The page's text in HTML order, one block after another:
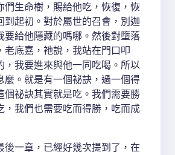
們生命樹，賜給他吃，恢復，恢
到起初。對於屬世的召會，別迦
要給他隱藏的嗎哪。然後對墮落
老底嘉，祂說，我站在門口叩
，我要進來與他一同吃喝。所以
麼。就是有一個祕訣，過一個得
個祕訣其實就是吃。我們需要勝
，我們也需要吃而得勝，吃而成
後一章，已經好幾次提到了，在